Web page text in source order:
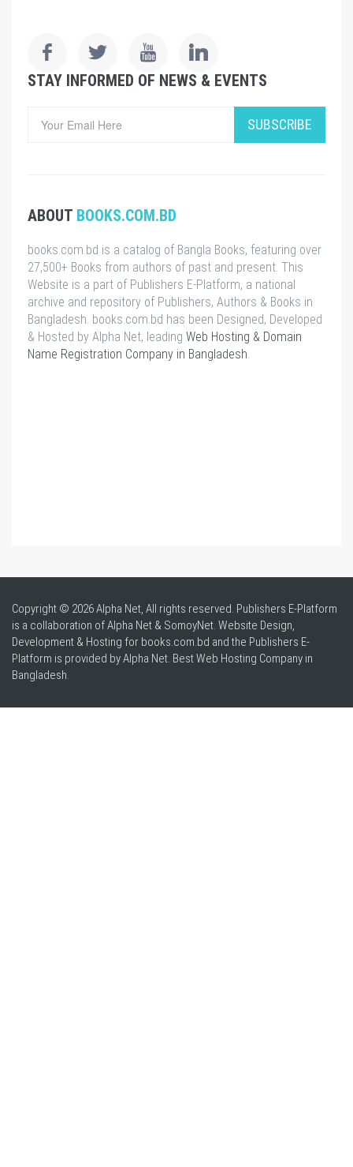
STAY INFORMED OF NEWS & EVENTS
SUBSCRIBE
ABOUT BOOKS.COM.BD
books.com.bd is a catalog of Bangla Books, featuring over
27,500+ Books from authors of past and present. This
Website is a part of Publishers E-Platform, a national
archive and repository of Publishers, Authors & Books in
Bangladesh. books.com.bd has been Designed, Developed
& Hosted by Alpha Net, leading Web Hosting & Domain
Name Registration Company in Bangladesh
Copyright © 2026 Alpha Net, All rights reserved. Publishers E-Platform
is a collaboration of Alpha Net & SomoyNet. Website Design,
Development & Hosting for books.com.bd and the Publishers E-
Platform is provided by Alpha Net. BestWeb Hosting Company in
Bangladesh.